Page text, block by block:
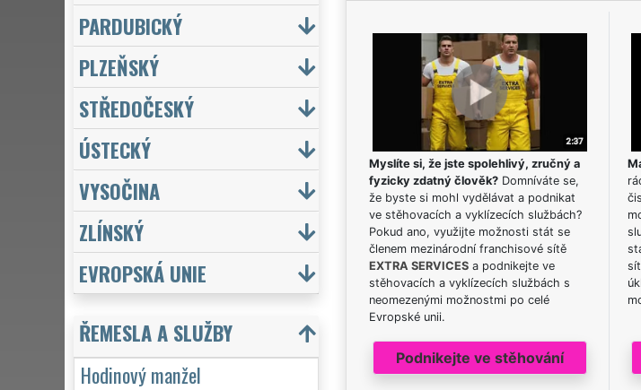
Myslíte si, že jste spolehlivý, zručný a
fyzicky zdatný člověk?Domníváte se,
že byste si mohl vydělávat a podnikat
ve stěhovacích a vyklízecích službách?
Pokud ano, využijte možnosti stát se
členem mezinárodní franchisové sítě
EXTRA SERVICESa podnikejte ve
stěhovacích a vyklízecích službách s
neomezenými možnostmi po celé
Evropské unii.
Podnikejte ve stěhování
PARDUBICKÝ
PLZEŇSKÝ
STŘEDOČESKÝ
ÚSTECKÝ
VYSOČINA
ZLÍNSKÝ
EVROPSKÁ UNIE
ŘEMESLA A SLUŽBY
Hodinový manžel